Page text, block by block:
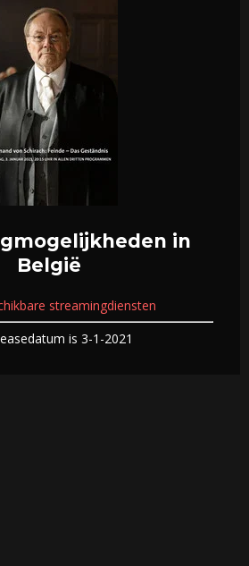
in
België
streamingdiensten
is 3-1-2021